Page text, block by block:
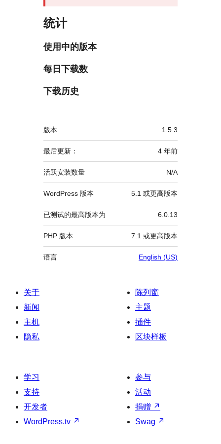
统计
使用中的版本
每日下载数
下载历史
额
外
信
息
版本 1.5.3
最后更新： 4 年前
活跃安装数量 N/A
WordPress 版本 5.1 或更高版本
已测试的最高版本为 6.0.13
PHP 版本 7.1 或更高版本
语言 English (US)
关于
新闻
主机
隐私
陈列窗
主题
插件
区块样板
学习
支持
开发者
WordPress.tv ↗
参与
活动
捐赠 ↗
Swag ↗